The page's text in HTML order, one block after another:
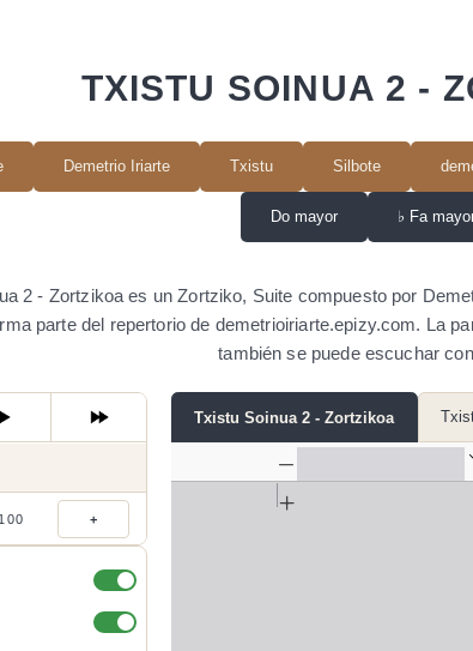
TXISTU SOINUA 2 -
Demetrio Iriarte Txistu Silbote
Do mayor ♭ Fa
2 - Zortzikoa es un Zortziko, Suite compuesto por
parte del repertorio de demetrioiriarte.epizy.com. La
también se puede escuchar
+
Txistu Soinua 2 - Zortzikoa